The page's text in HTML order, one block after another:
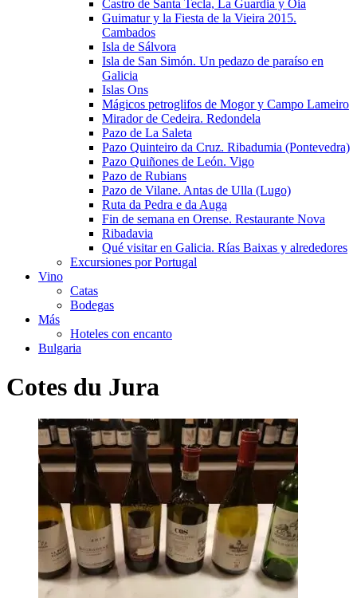
Castro de Santa Tecla, La Guardia y Oia
Guimatur y la Fiesta de la Vieira 2015.
Cambados
Isla de Sálvora
Isla de San Simón. Un pedazo de paraíso en
Galicia
Islas Ons
Mágicos petroglifos de Mogor y Campo Lameiro
Mirador de Cedeira. Redondela
Pazo de La Saleta
Pazo Quinteiro da Cruz. Ribadumia (Pontevedra)
Pazo Quiñones de León. Vigo
Pazo de Rubians
Pazo de Vilane. Antas de Ulla (Lugo)
Ruta da Pedra e da Auga
Fin de semana en Orense. Restaurante Nova
Ribadavia
Qué visitar en Galicia. Rías Baixas y alrededores
Excursiones por Portugal
Vino
Catas
Bodegas
Más
Hoteles con encanto
Bulgaria
Cotes du Jura